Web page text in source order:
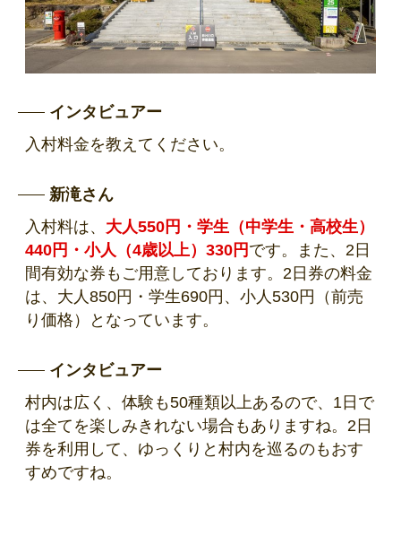
インタビュアー
入村料金を教えてください。
新滝さん
入村料は、 大人550円・学生（中学生・高校生）
440円・小人（4歳以上）330円 です。また、2日
間有効な券もご用意しております。2日券の料金
は、大人850円・学生690円、小人530円（前売
り価格）となっています。
インタビュアー
村内は広く、体験も50種類以上あるので、1日で
は全てを楽しみきれない場合もありますね。2日
券を利用して、ゆっくりと村内を巡るのもおす
すめですね。